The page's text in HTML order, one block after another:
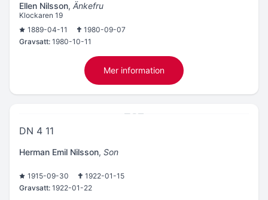
Ellen Nilsson, Änkefru
Klockaren 19
1889-04-11
1980-09-07
Gravsatt: 1980-10-11
Mer information
DN 4 11
Herman Emil Nilsson, Son
1915-09-30
1922-01-15
Gravsatt: 1922-01-22